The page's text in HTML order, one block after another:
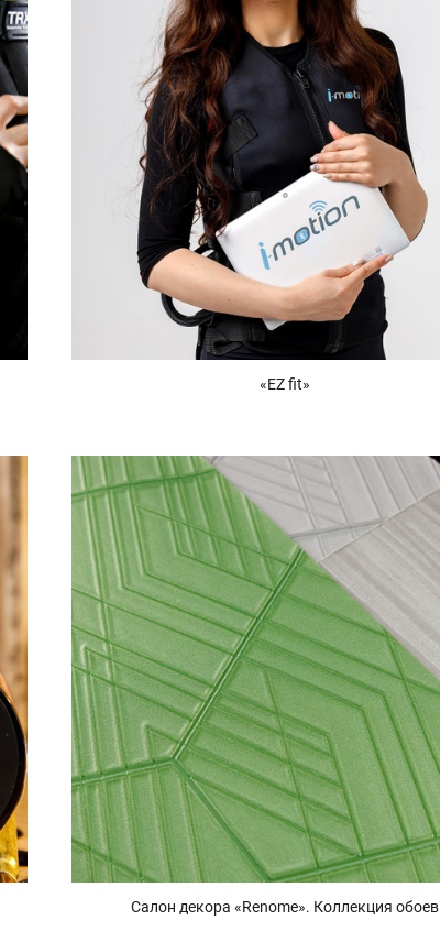
«EZ fit»
Салон декора «Renome». Коллекция обоев